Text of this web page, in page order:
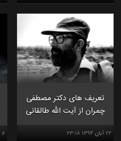
تعریف های دکتر مصطفی
چمران از آیت الله طالقانی
۲۲ آبان ۱۳۹۴ ۲۳:۱۸ ۶ شهريور ۱۳۹۴ ۱۹:۰۰